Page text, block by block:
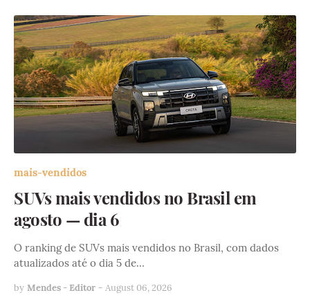
mais-vendidos
SUVs mais vendidos no Brasil em
agosto — dia 6
O ranking de SUVs mais vendidos no Brasil, com dados
atualizados até o dia 5 de…
by Mendes - Editor - August 06, 2026